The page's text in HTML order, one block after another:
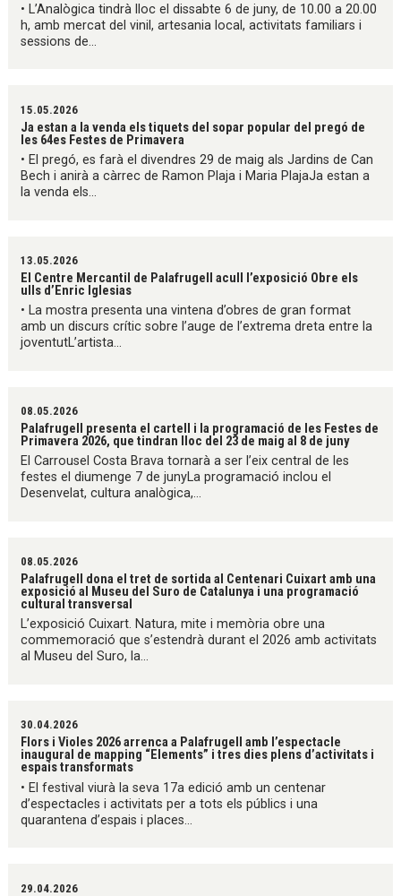
• L’Analògica tindrà lloc el dissabte 6 de juny, de 10.00 a 20.00
h, amb mercat del vinil, artesania local, activitats familiars i
sessions de...
15.05.2026
Ja estan a la venda els tiquets del sopar popular del pregó de
les 64es Festes de Primavera
• El pregó, es farà el divendres 29 de maig als Jardins de Can
Bech i anirà a càrrec de Ramon Plaja i Maria PlajaJa estan a
la venda els...
13.05.2026
El Centre Mercantil de Palafrugell acull l’exposició Obre els
ulls d’Enric Iglesias
• La mostra presenta una vintena d’obres de gran format
amb un discurs crític sobre l’auge de l’extrema dreta entre la
joventutL’artista...
08.05.2026
Palafrugell presenta el cartell i la programació de les Festes de
Primavera 2026, que tindran lloc del 23 de maig al 8 de juny
El Carrousel Costa Brava tornarà a ser l’eix central de les
festes el diumenge 7 de junyLa programació inclou el
Desenvelat, cultura analògica,...
08.05.2026
Palafrugell dona el tret de sortida al Centenari Cuixart amb una
exposició al Museu del Suro de Catalunya i una programació
cultural transversal
L’exposició Cuixart. Natura, mite i memòria obre una
commemoració que s’estendrà durant el 2026 amb activitats
al Museu del Suro, la...
30.04.2026
Flors i Violes 2026 arrenca a Palafrugell amb l’espectacle
inaugural de mapping “Elements” i tres dies plens d’activitats i
espais transformats
• El festival viurà la seva 17a edició amb un centenar
d’espectacles i activitats per a tots els públics i una
quarantena d’espais i places...
29.04.2026